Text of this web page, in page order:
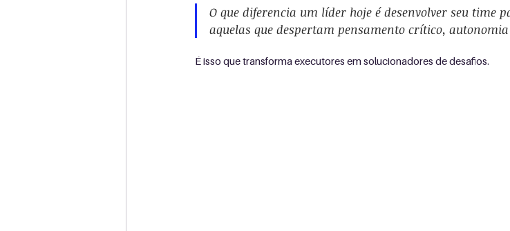
O que diferencia um líder hoje é desenvolver seu time
aquelas que despertam pensamento crítico,
É isso que transforma executores em solucionadores de desafios.